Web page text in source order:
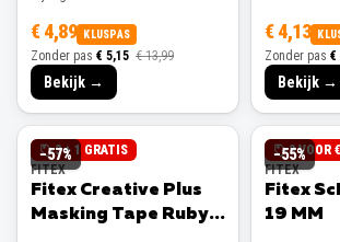
€ 4,89 KLUSPAS
Zonder pas € 5,15 € 13,99
Bekijk →
€ 4,13
Zonder pas €
Bekijk →
−57%
3 + 1 GRATIS
FITEX
Fitex Creative Plus
Masking Tape Ruby
−55%
3 VOOR
FITEX
Fitex
19 MM